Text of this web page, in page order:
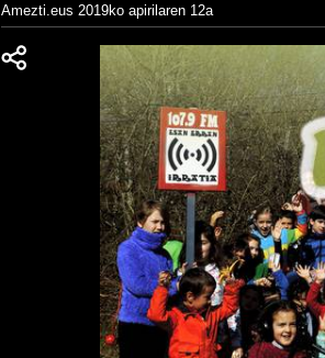
Amezti.eus 2019ko apirilaren 12a